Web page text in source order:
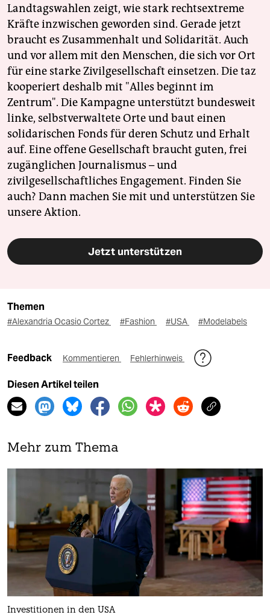
Landtagswahlen zeigt, wie stark rechtsextreme
Kräfte inzwischen geworden sind. Gerade jetzt
braucht es Zusammenhalt und Solidarität. Auch
und vor allem mit den Menschen, die sich vor Ort
für eine starke Zivilgesellschaft einsetzen. Die taz
kooperiert deshalb mit "Alles beginnt im
Zentrum". Die Kampagne unterstützt bundesweit
linke, selbstverwaltete Orte und baut einen
solidarischen Fonds für deren Schutz und Erhalt
auf. Eine offene Gesellschaft braucht guten, frei
zugänglichen Journalismus – und
zivilgesellschaftliches Engagement. Finden Sie
auch? Dann machen Sie mit und unterstützen Sie
unsere Aktion.
Jetzt unterstützen
Themen
#Alexandria Ocasio Cortez #Fashion #USA #Modelabels
Feedback Kommentieren Fehlerhinweis
Diesen Artikel teilen
Mehr zum Thema
Investitionen in den USA